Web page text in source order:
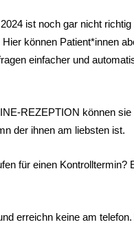
ist noch gar nicht
können Patient*innen
einfacher und
REZEPTION können
der ihnen am liebsten ist.
für einen
erreichn keine am